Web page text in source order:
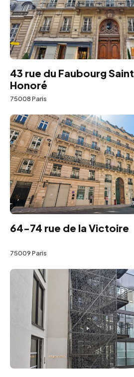
43 rue du Faubourg Saint
Honoré
75008 Paris
64-74 rue de la Victoire
75009 Paris